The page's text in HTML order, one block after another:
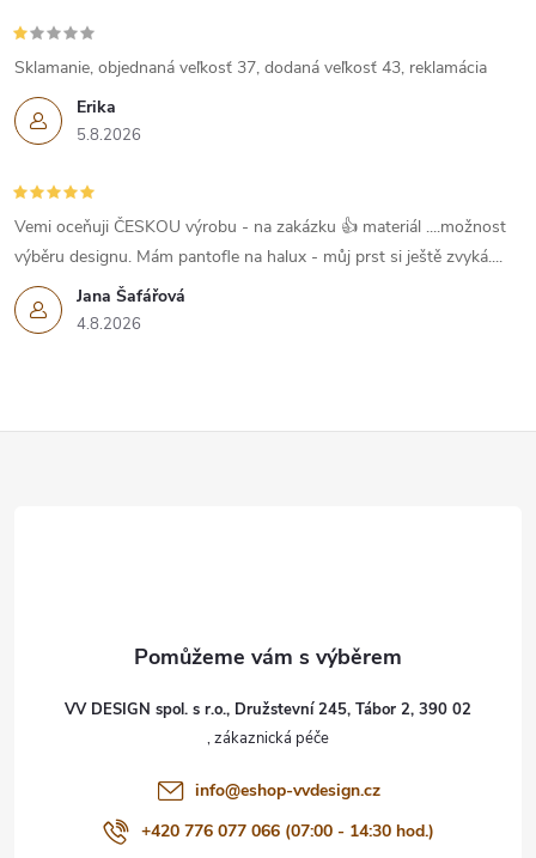
Erika
5.8.2026
Sklamanie, objednaná veľkosť 37, dodaná veľkosť 43, reklamácia
Jana Šafářová
4.8.2026
Vemi oceňuji ČESKOU výrobu - na zakázku 👍 materiál ....možnost
výběru designu. Mám pantofle na halux - můj prst si ještě zvyká....
VV DESIGN spol. s r.o., Družstevní 245, Tábor 2, 390 02
info@eshop-vvdesign.cz
+420 776 077 066 (07:00 - 14:30 hod.)